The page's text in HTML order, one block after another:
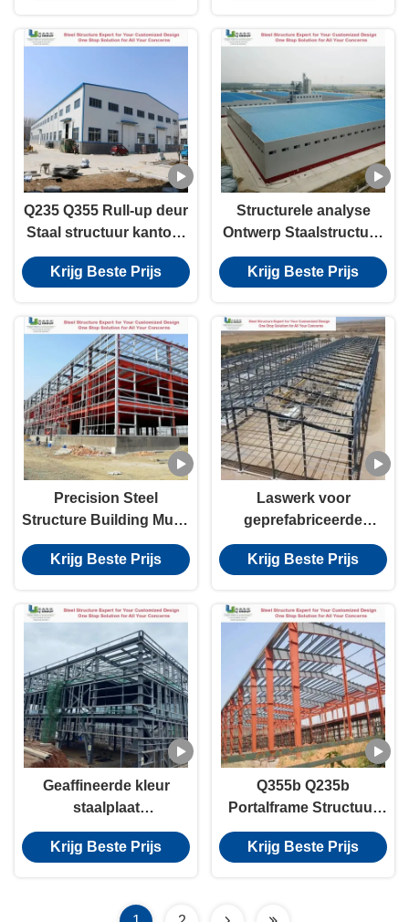
Q235 Q355 Rull-up deur
Staal structuur kantoor
Aardbevingsbestand
Krijg Beste Prijs
Structurele analyse
Ontwerp Staalstructuur
magazijn staal anti-
corrosie
Krijg Beste Prijs
Precision Steel
Structure Building Multi-
storey Frame Braced
Structure Precision
met meer verdiepingen
Krijg Beste Prijs
Laswerk voor
geprefabriceerde
staalconstructies
Krijg Beste Prijs
Geaffineerde kleur
staalplaat
Staalstructuur Gebouw
Custom Layout CE
Krijg Beste Prijs
Q355b Q235b
Portalframe Structuur
Gegalvaniseerd stalen
thermische isolatie
Krijg Beste Prijs